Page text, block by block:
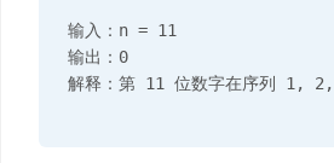
输入：n = 11
输出：0